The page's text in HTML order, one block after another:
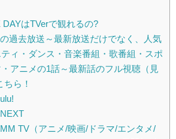
はTVerで観れるの?
過去放送～最新放送だけでなく、人気
ィ・ダンス・音楽番組・歌番組・スポ
アニメの1話～最新話のフル視聴（見
ら！
TV（アニメ/映画/ドラマ/エンタメ/